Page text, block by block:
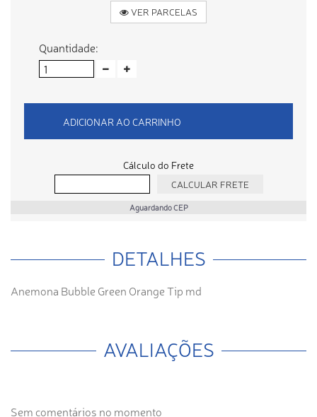
VER PARCELAS
Quantidade:
ADICIONAR AO CARRINHO
Cálculo do Frete
Aguardando CEP
DETALHES
Anemona Bubble Green Orange Tip md
AVALIAÇÕES
Sem comentários no momento